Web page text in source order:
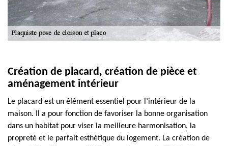
Création de placard, création de pièce et
aménagement intérieur
Le placard est un élément essentiel pour l’intérieur de la
maison. Il a pour fonction de favoriser la bonne organisation
dans un habitat pour viser la meilleure harmonisation, la
propreté et le parfait esthétique du logement. La création de